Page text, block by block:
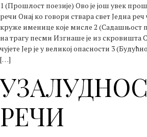
1 (Прошлост поезије) Ово је још увек
речи Онај ко говори ствара свет Једна
круже именице које мисле 2 (Садашњост
на трагу песми Изгнаше је из скровишта
чујете Јер је у великој опасности 3
[…]
РЕЧИ